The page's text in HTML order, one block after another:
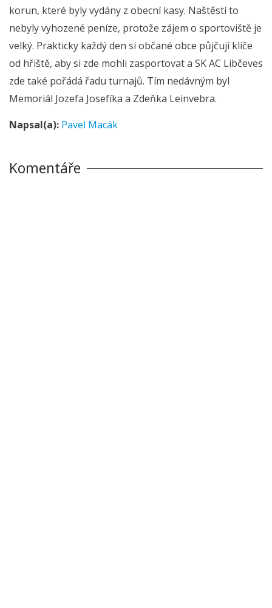
korun, které byly vydány z obecní kasy. Naštěstí to
nebyly vyhozené peníze, protože zájem o sportoviště je
velký. Prakticky každý den si občané obce půjčují klíče
od hřiště, aby si zde mohli zasportovat a SK AC Libčeves
zde také pořádá řadu turnajů. Tím nedávným byl
Memoriál Jozefa Josefíka a Zdeňka Leinvebra.
Napsal(a): Pavel Macák
Komentáře